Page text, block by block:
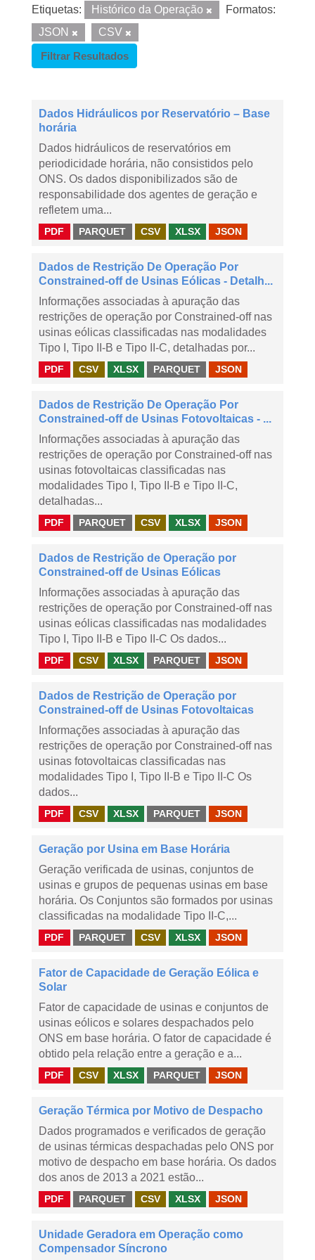
Etiquetas: Histórico da Operação
Formatos:
JSON
CSV
Filtrar Resultados
Dados Hidráulicos por Reservatório – Base
horária
Dados hidráulicos de reservatórios em
periodicidade horária, não consistidos pelo
ONS. Os dados disponibilizados são de
responsabilidade dos agentes de geração e
refletem uma...
PDF PARQUET CSV XLSX JSON
Dados de Restrição De Operação Por
Constrained-off de Usinas Eólicas - Detalh...
Informações associadas à apuração das
restrições de operação por Constrained-off nas
usinas eólicas classificadas nas modalidades
Tipo I, Tipo II-B e Tipo II-C, detalhadas por...
PDF CSV XLSX PARQUET JSON
Dados de Restrição De Operação Por
Constrained-off de Usinas Fotovoltaicas - ...
Informações associadas à apuração das
restrições de operação por Constrained-off nas
usinas fotovoltaicas classificadas nas
modalidades Tipo I, Tipo II-B e Tipo II-C,
detalhadas...
PDF PARQUET CSV XLSX JSON
Dados de Restrição de Operação por
Constrained-off de Usinas Eólicas
Informações associadas à apuração das
restrições de operação por Constrained-off nas
usinas eólicas classificadas nas modalidades
Tipo I, Tipo II-B e Tipo II-C Os dados...
PDF CSV XLSX PARQUET JSON
Dados de Restrição de Operação por
Constrained-off de Usinas Fotovoltaicas
Informações associadas à apuração das
restrições de operação por Constrained-off nas
usinas fotovoltaicas classificadas nas
modalidades Tipo I, Tipo II-B e Tipo II-C Os
dados...
PDF CSV XLSX PARQUET JSON
Geração por Usina em Base Horária
Geração verificada de usinas, conjuntos de
usinas e grupos de pequenas usinas em base
horária. Os Conjuntos são formados por usinas
classificadas na modalidade Tipo II-C,...
PDF PARQUET CSV XLSX JSON
Fator de Capacidade de Geração Eólica e
Solar
Fator de capacidade de usinas e conjuntos de
usinas eólicos e solares despachados pelo
ONS em base horária. O fator de capacidade é
obtido pela relação entre a geração e a...
PDF CSV XLSX PARQUET JSON
Geração Térmica por Motivo de Despacho
Dados programados e verificados de geração
de usinas térmicas despachadas pelo ONS por
motivo de despacho em base horária. Os dados
dos anos de 2013 a 2021 estão...
PDF PARQUET CSV XLSX JSON
Unidade Geradora em Operação como
Compensador Síncrono